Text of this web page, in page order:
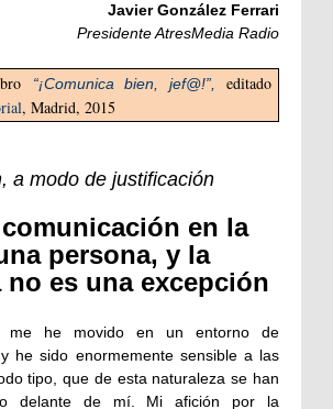
Javier González Ferrari
Presidente AtresMedia Radio
“¡Comunica bien, jef@!”,
editado
, Madrid, 2015
a modo de justificación
en la
persona, y la
no es una excepción
me he movido en un entorno de
he sido enormemente sensible a las
tipo, que de esta naturaleza se han
delante de mí. Mi afición por la